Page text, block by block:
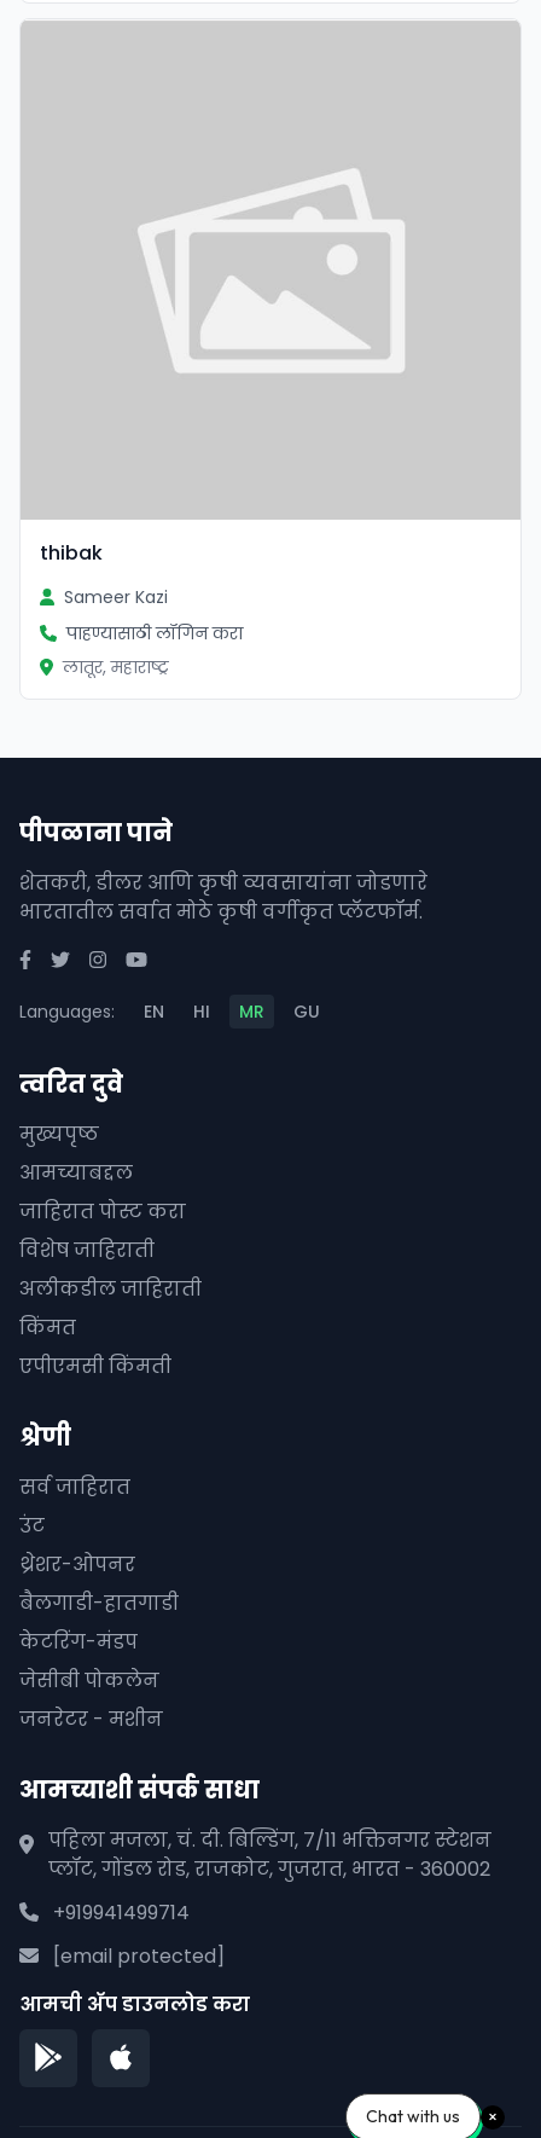
thibak
Sameer Kazi
पाहण्यासाठी लॉगिन करा
लातूर, महाराष्ट्र
पीपळाना पाने
शेतकरी, डीलर आणि कृषी व्यवसायांना जोडणारे
भारतातील सर्वात मोठे कृषी वर्गीकृत प्लॅटफॉर्म.
Languages: EN HI MR GU
त्वरित दुवे
मुख्यपृष्ठ
आमच्याबद्दल
जाहिरात पोस्ट करा
विशेष जाहिराती
अलीकडील जाहिराती
किंमत
एपीएमसी किंमती
श्रेणी
सर्व जाहिरात
उंट
थ्रेशर-ओपनर
बैलगाडी-हातगाडी
केटरिंग-मंडप
जेसीबी पोकलेन
जनरेटर - मशीन
आमच्याशी संपर्क साधा
पहिला मजला, चं. दी. बिल्डिंग, 7/11 भक्तिनगर स्टेशन
प्लॉट, गोंडल रोड, राजकोट, गुजरात, भारत - 360002
+919941499714
[email protected]
आमची अ‍ॅप डाउनलोड करा
Chat with us